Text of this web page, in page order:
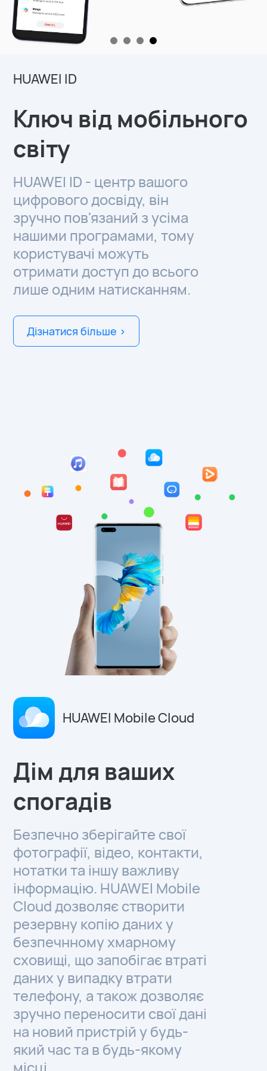
HUAWEI ID
Ключ від мобільного
світу
HUAWEI ID - центр вашого
цифрового досвіду, він
зручно пов'язаний з усіма
нашими програмами, тому
користувачі можуть
отримати доступ до всього
лише одним натисканням.
Дізнатися більше >
HUAWEI Mobile Cloud
Дім для ваших
спогадів
Безпечно зберігайте свої
фотографії, відео, контакти,
нотатки та іншу важливу
інформацію. HUAWEI Mobile
Cloud дозволяє створити
резервну копію даних у
безпечнному хмарному
сховищі, що запобігає втраті
даних у випадку втрати
телефону, а також дозволяє
зручно переносити свої дані
на новий пристрій у будь-
який час та в будь-якому